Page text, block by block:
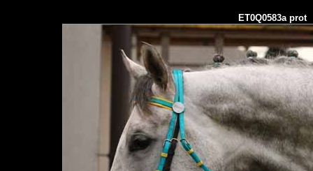
ET0Q0583a prot